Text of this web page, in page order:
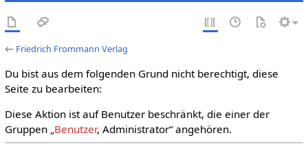
← Friedrich Frommann Verlag
Du bist aus dem folgenden Grund nicht berechtigt, diese
Seite zu bearbeiten:
Diese Aktion ist auf Benutzer beschränkt, die einer der
Gruppen „Benutzer, Administrator“ angehören.